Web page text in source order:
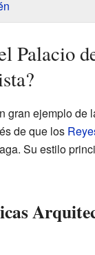
Palacio
gran ejemplo de
de que los
Su estilo